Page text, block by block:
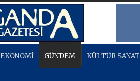
EKONOMİ GÜNDEM KÜLTÜR SANAT